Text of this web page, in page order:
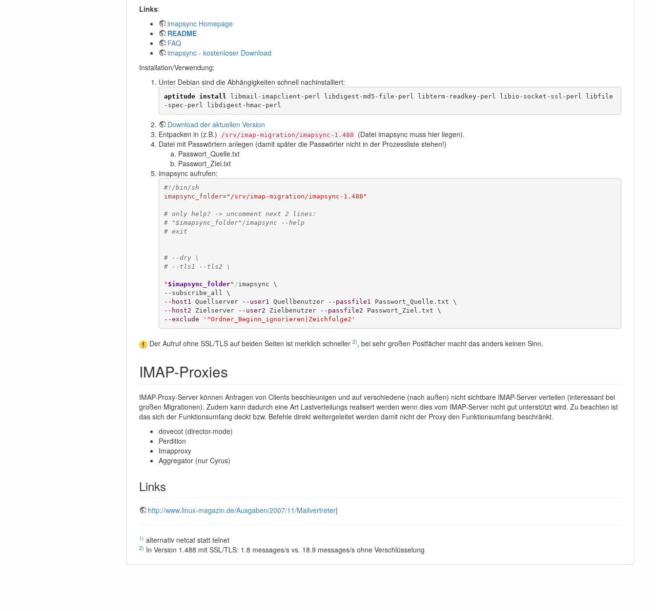
Links:
imapsync Homepage
README
FAQ
imapsync - kostenloser Download
Installation/Verwendung:
Unter Debian sind die Abhängigkeiten schnell nachinstalliert:
aptitude install
libmail-imapclient-perl libdigest-md5-file-perl libterm-readkey-perl libio-socket-ssl-perl libfile
-spec-perl libdigest-hmac-perl
Download der aktuellen Version
Entpacken in (z.B.)
/srv/imap-migration/imapsync-1.488
(Datei imapsync muss hier liegen).
Datei mit Passwörtern anlegen (damit später die Passwörter nicht in der Prozessliste stehen!)
Passwort_Quelle.txt
Passwort_Ziel.txt
imapsync aufrufen:
#!/bin/sh
imapsync_folder="/srv/imap-migration/imapsync-1.488"
# only help? -> uncomment next 2 lines:
# "$imapsync_folder"/imapsync --help
# exit
# --dry \
# --tls1 --tls2 \
" $imapsync_folder" /imapsync \
--host1
Quellserver --user1 Quellbenutzer --passfile1
--host2 Zielserver --user2 Zielbenutzer --passfile2
--exclude
'^Ordner_Beginn_ignorieren|Zeichfolge2'
Der Aufruf ohne SSL/TLS auf beiden Seiten ist merklich schneller 2), bei sehr großen Postfächer macht das anders keinen Sinn.
IMAP-Proxies
IMAP-Proxy-Server können Anfragen von Clients beschleunigen und auf verschiedene (nach außen) nicht sichtbare IMAP-Server verteilen (interessant bei
großen Migrationen). Zudem kann dadurch eine Art Lastverteilungs realisert werden wenn dies vom IMAP-Server nicht gut unterstützt wird. Zu beachten ist
das sich der Funktionsumfang deckt bzw. Befehle direkt weitergeleitet werden damit nicht der Proxy den Funktionsumfang beschränkt.
dovecot (director-mode)
Perdition
Imapproxy
Aggregator (nur Cyrus)
Links
http://www.linux-magazin.de/Ausgaben/2007/11/Mailvertreter|
1) alternativ netcat statt telnet
2) In Version 1.488 mit SSL/TLS: 1.8 messages/s vs. 18.9 messages/s ohne Verschlüsselung